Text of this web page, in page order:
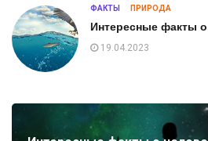
ФАКТЫ ПРИРОДА
Интересные факты
19.04.2023